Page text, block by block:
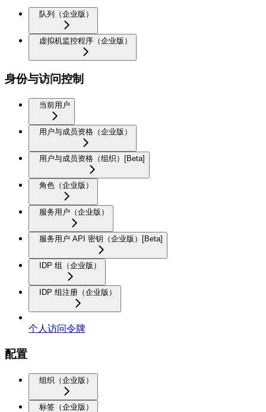
队列（企业版）
虚拟机监控程序（企业版）
身份与访问控制
当前用户
用户与成员资格（企业版）
用户与成员资格（组织）[Beta]
角色（企业版）
服务用户（企业版）
服务用户 API 密钥（企业版）[Beta]
IDP 组（企业版）
IDP 组注册（企业版）
个人访问令牌
配置
组织（企业版）
标签（企业版）